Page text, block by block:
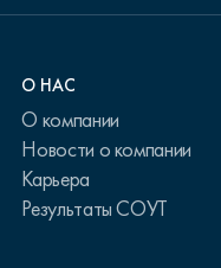
О НАС
О компании
Новости о компании
Карьера
Результаты СОУТ